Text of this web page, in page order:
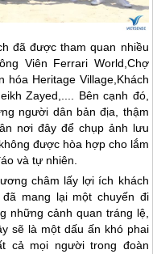
đã được tham quan nhiều
Viên Ferrari World,Chợ
hóa Heritage Village,Khách
Zayed,.... Bên cạnh đó,
người dân bản địa, thậm
nơi đây để chụp ảnh lưu
được hòa hợp cho lắm
và tự nhiên.
châm lấy lợi ích khách
mang lại một chuyến đi
những cảnh quan tráng lệ,
sẽ là một dấu ấn khó phai
cả mọi người trong đoàn